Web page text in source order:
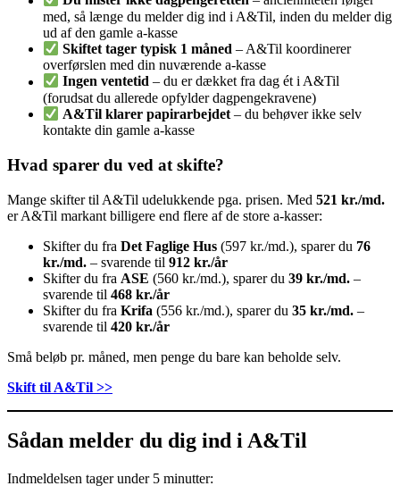
med, så længe du melder dig ind i A&Til, inden du melder dig
ud af den gamle a-kasse
Skiftet tager typisk 1 måned – A&Til koordinerer
overførslen med din nuværende a-kasse
Ingen ventetid – du er dækket fra dag ét i A&Til
(forudsat du allerede opfylder dagpengekravene)
A&Til klarer papirarbejdet – du behøver ikke selv
kontakte din gamle a-kasse
Hvad sparer du ved at skifte?
Mange skifter til A&Til udelukkende pga. prisen. Med 521 kr./md.
er A&Til markant billigere end flere af de store a-kasser:
Skifter du fra Det Faglige Hus (597 kr./md.), sparer du 76
kr./md. – svarende til 912 kr./år
Skifter du fra ASE (560 kr./md.), sparer du 39 kr./md. –
svarende til 468 kr./år
Skifter du fra Krifa (556 kr./md.), sparer du 35 kr./md. –
svarende til 420 kr./år
Små beløb pr. måned, men penge du bare kan beholde selv.
Skift til A&Til >>
Sådan melder du dig ind i A&Til
Indmeldelsen tager under 5 minutter: